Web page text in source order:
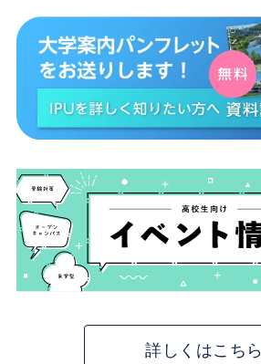
詳しくはこちら